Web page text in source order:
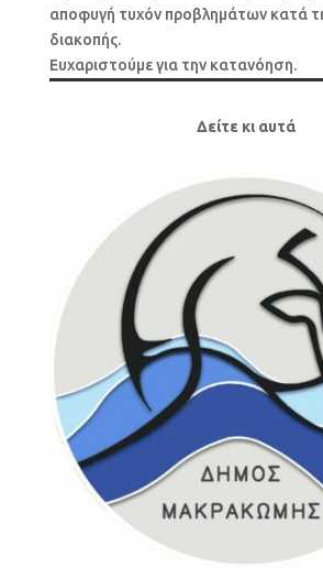
αποφυγή τυχόν προβλημάτων κατά
διακοπής.
Ευχαριστούμε για την κατανόηση.
Δείτε κι αυτά